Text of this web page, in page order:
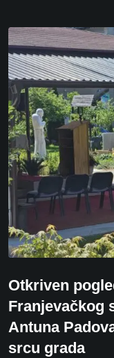
Otkriven
Franjevačkog
Antuna
srcu grada